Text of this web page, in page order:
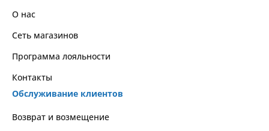
О нас
Сеть магазинов
Программа лояльности
Контакты
Обслуживание клиентов
Возврат и возмещение